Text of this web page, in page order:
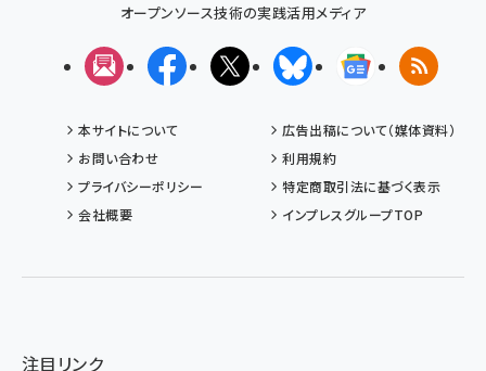
オープンソース技術の実践活用メディア
メルマガFacebookX(エックス)BlueskyGoogleニュ
RSS
本サイトについて
広告出稿について（媒体資料）
お問い合わせ
利用規約
プライバシーポリシー
特定商取引法に基づく表示
会社概要
インプレスグループTOP
注目リンク